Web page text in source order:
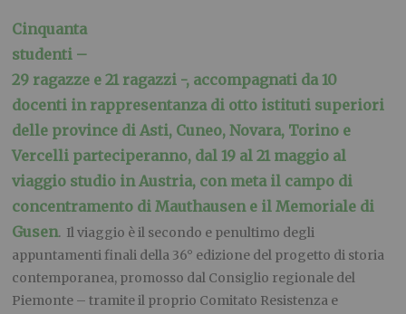
Cinquanta
studenti –
29 ragazze e 21 ragazzi -, accompagnati da 10
docenti in rappresentanza di otto istituti superiori
delle province di Asti, Cuneo, Novara, Torino e
Vercelli parteciperanno, dal 19 al 21 maggio al
viaggio studio in Austria, con meta il campo di
concentramento di Mauthausen e il Memoriale di
Gusen. Il viaggio è il secondo e penultimo degli
appuntamenti finali della 36° edizione del progetto di storia
contemporanea, promosso dal Consiglio regionale del
Piemonte – tramite il proprio Comitato Resistenza e